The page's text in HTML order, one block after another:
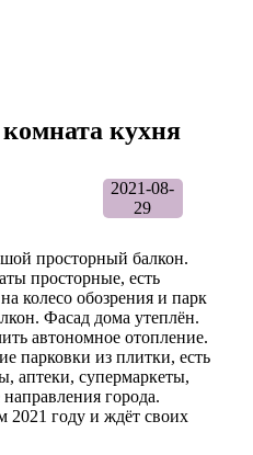
кухня
2021-08-
29
просторный балкон.
просторные, есть
колесо обозрения и парк
Фасад дома утеплён.
автономное отопление.
парковки из плитки, есть
аптеки, супермаркеты,
города.
году и ждёт своих